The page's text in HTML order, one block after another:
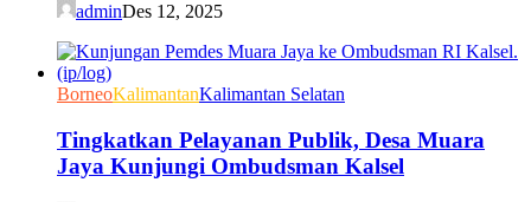
adminDes 12, 2025
BorneoKalimantanKalimantan Selatan
Tingkatkan Pelayanan Publik, Desa Muara
Jaya Kunjungi Ombudsman Kalsel